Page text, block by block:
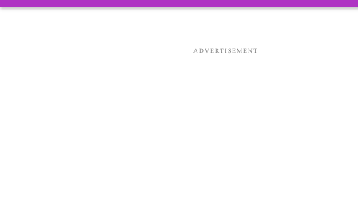
ADVERTISEMENT